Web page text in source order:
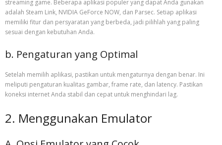
streaming game. Beberapa aplikasi populer yang dapat Anda gunakan
adalah Steam Link, NVIDIA GeForce NOW, dan Parsec. Setiap aplikasi
memiliki fitur dan persyaratan yang berbeda, jadi pilihlah yang paling
sesuai dengan kebutuhan Anda.
b. Pengaturan yang Optimal
Setelah memilih aplikasi, pastikan untuk mengaturnya dengan benar. Ini
meliputi pengaturan kualitas gambar, frame rate, dan latency. Pastikan
koneksi internet Anda stabil dan cepat untuk menghindari lag.
2. Menggunakan Emulator